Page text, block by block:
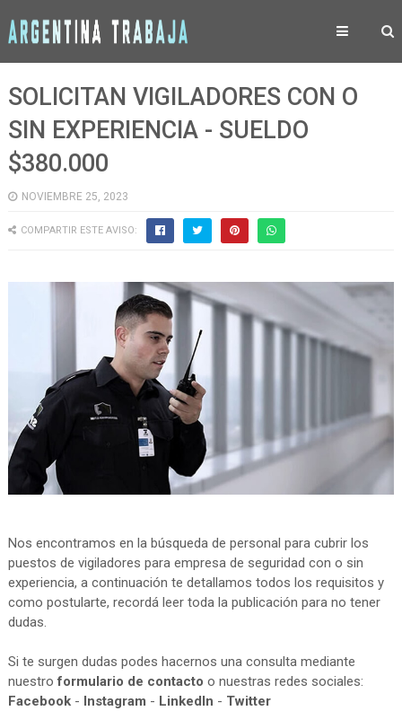
SOLICITAN VIGILADORES CON O
SIN EXPERIENCIA - SUELDO
$380.000
NOVIEMBRE 25, 2023
COMPARTIR ESTE AVISO:
Nos encontramos en la búsqueda de personal para cubrir los
puestos de vigiladores para empresa de seguridad con o sin
experiencia, a continuación te detallamos todos los requisitos y
como postularte, recordá leer toda la publicación para no tener
dudas.
Si te surgen dudas podes hacernos una consulta mediante
nuestroformulario de contacto o nuestras redes sociales:
Facebook- Instagram - LinkedIn - Twitter